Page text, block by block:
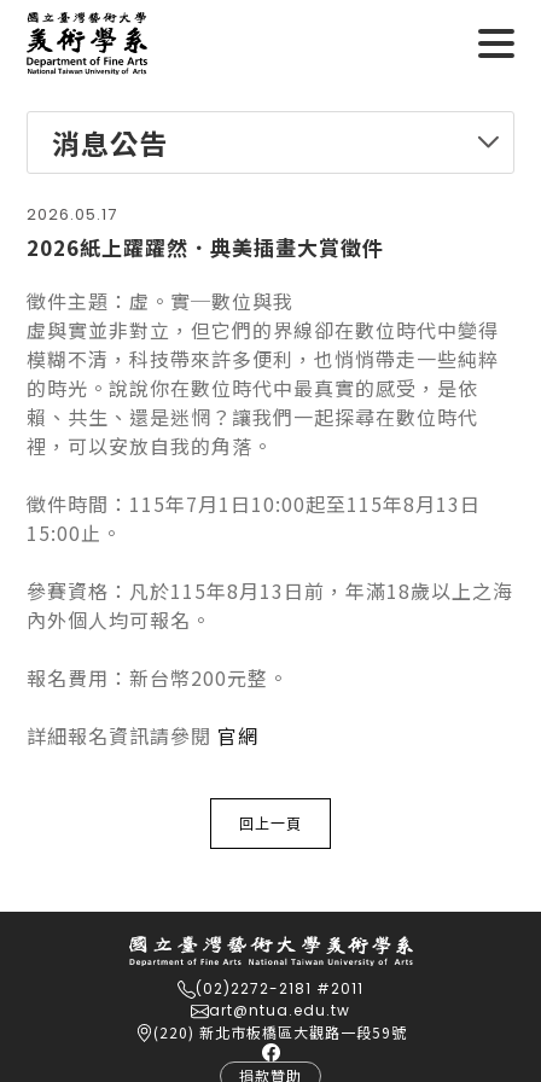
消息公告
2026.05.17
2026紙上躍躍然．典美插畫大賞徵件
徵件主題：虛。實─數位與我
虛與實並非對立，但它們的界線卻在數位時代中變得
模糊不清，科技帶來許多便利，也悄悄帶走一些純粹
的時光。說說你在數位時代中最真實的感受，是依
賴、共生、還是迷惘？讓我們一起探尋在數位時代
裡，可以安放自我的角落。
徵件時間：115年7月1日10:00起至115年8月13日
15:00止。
參賽資格：凡於115年8月13日前，年滿18歲以上之海
內外個人均可報名。
報名費用：新台幣200元整。
詳細報名資訊請參閱 官網
回上一頁
(02)2272-2181 #2011
art@ntua.edu.tw
(220) 新北市板橋區大觀路一段59號
捐款贊助